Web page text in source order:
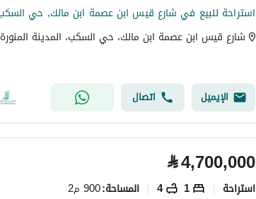
شارع قيس ابن عصمة ابن مالك، حي السكب، المدينة المنورة
الإيميل اتصال
⃁4,700,000
استراحة 1
4 المساحة:900 م2